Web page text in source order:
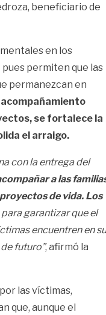
beneficiario de
en los
permiten que las
permanezcan en
se fortalece la
el arraigo.
con la entrega del
a las
de vida. Los
garantizar que el
encuentren en su
futuro”, afirmó la
las víctimas,
que, aunque el